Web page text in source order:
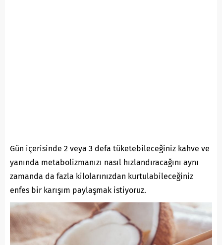
Gün içerisinde 2 veya 3 defa tüketebileceğiniz kahve ve
yanında metabolizmanızı nasıl hızlandıracağını aynı
zamanda da fazla kilolarınızdan kurtulabileceğiniz
enfes bir karışım paylaşmak istiyoruz.